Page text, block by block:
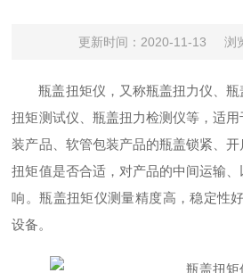
更新时间：2020-11-13 浏
瓶盖扭矩仪，又称瓶盖扭力仪、瓶
扭矩测试仪、瓶盖扭力检测仪等，适
装产品、软管包装产品的瓶盖锁紧、
扭矩值是否合适，对产品的中间运输
响。瓶盖扭矩仪测量精度高，稳定性
设备。